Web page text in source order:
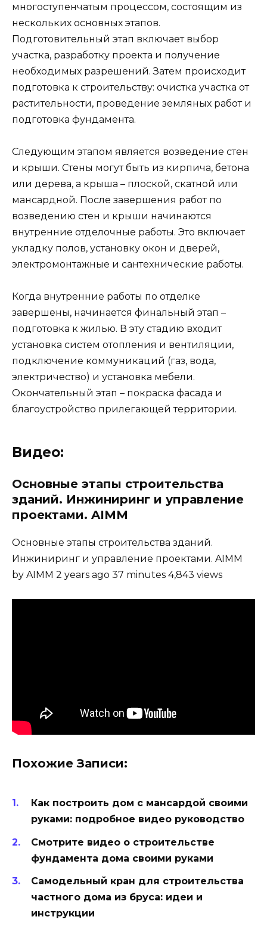
многоступенчатым процессом, состоящим из
нескольких основных этапов.
Подготовительный этап включает выбор
участка, разработку проекта и получение
необходимых разрешений. Затем происходит
подготовка к строительству: очистка участка от
растительности, проведение земляных работ и
подготовка фундамента.
Следующим этапом является возведение стен
и крыши. Стены могут быть из кирпича, бетона
или дерева, а крыша – плоской, скатной или
мансардной. После завершения работ по
возведению стен и крыши начинаются
внутренние отделочные работы. Это включает
укладку полов, установку окон и дверей,
электромонтажные и сантехнические работы.
Когда внутренние работы по отделке
завершены, начинается финальный этап –
подготовка к жилью. В эту стадию входит
установка систем отопления и вентиляции,
подключение коммуникаций (газ, вода,
электричество) и установка мебели.
Окончательный этап – покраска фасада и
благоустройство прилегающей территории.
Видео:
Основные этапы строительства
зданий. Инжиниринг и управление
проектами. AIMM
Основные этапы строительства зданий.
Инжиниринг и управление проектами. AIMM
by AIMM 2 years ago 37 minutes 4,843 views
Похожие Записи:
Как построить дом с мансардой своими
руками: подробное видео руководство
Смотрите видео о строительстве
фундамента дома своими руками
Самодельный кран для строительства
частного дома из бруса: идеи и
инструкции